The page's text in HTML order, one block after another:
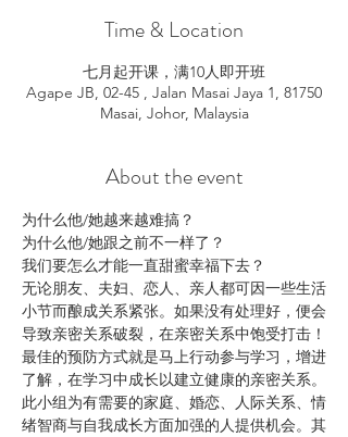
Time & Location
七月起开课，满10人即开班
Agape JB, 02-45 , Jalan Masai Jaya 1, 81750
Masai, Johor, Malaysia
About the event
无论朋友、夫妇、恋人、亲人都可因一些生活
小节而酿成关系紧张。如果没有处理好，便会
导致亲密关系破裂，在亲密关系中饱受打击！
最佳的预防方式就是马上行动参与学习，增进
此小组为有需要的家庭、婚恋、人际关系、情
绪智商与自我成长方面加强的人提供机会。其